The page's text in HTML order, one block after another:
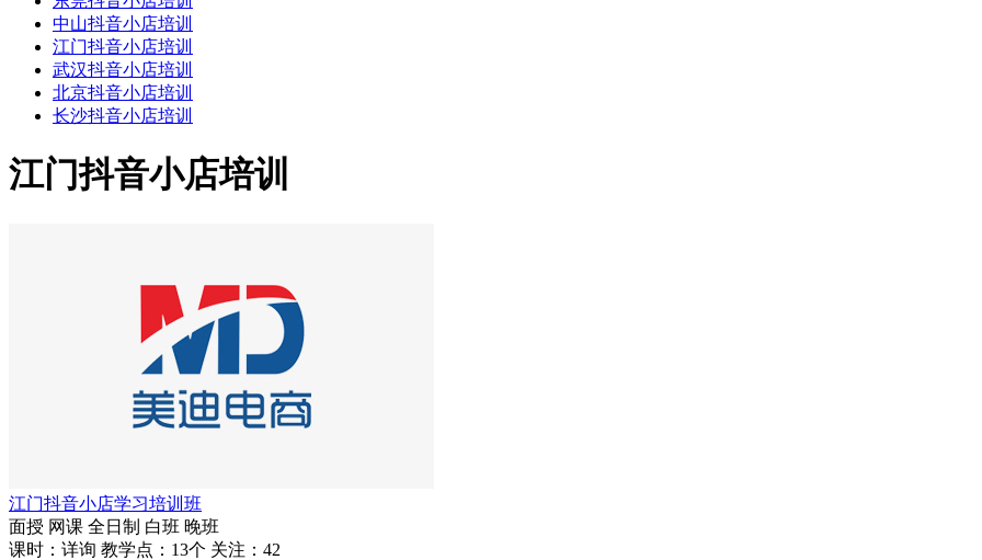
中山抖音小店培训
江门抖音小店培训
武汉抖音小店培训
北京抖音小店培训
长沙抖音小店培训
江门抖音小店培训
江门抖音小店学习培训班
面授 网课 全日制 白班 晚班
课时：详询 教学点：13个 关注：42